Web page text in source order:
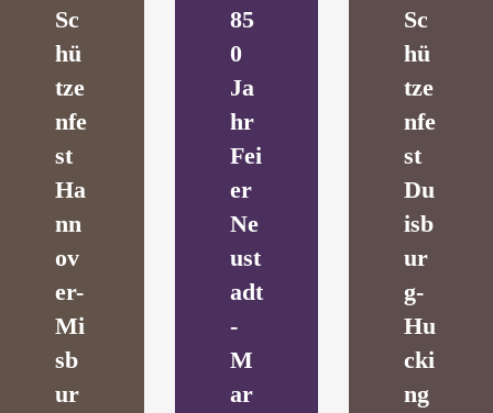
Sc
hü
tze
nfe
st
Ha
nn
ov
er-
Mi
sb
ur
85
0
Ja
hr
Fei
er
Ne
ust
adt
-
M
ar
Sc
hü
tze
nfe
st
Du
isb
ur
g-
Hu
cki
ng